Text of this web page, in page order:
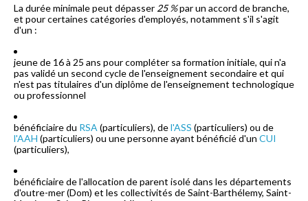
La durée minimale peut dépasser 25 %par un accord de branche,
et pour certaines catégories d'employés, notamment s'il s'agit
d'un :
jeune de 16 à 25 ans pour compléter sa formation initiale, qui n'a
pas validé un second cycle de l'enseignement secondaire et qui
n'est pas titulaires d'un diplôme de l'enseignement technologique
ou professionnel
bénéficiaire du RSA (particuliers), del'ASS (particuliers) ou de
l'AAH (particuliers) ou une personne ayant bénéficié d'un CUI
(particuliers),
bénéficiaire de l'allocation de parent isolé dans les départements
d'outre-mer (Dom) et les collectivités de Saint-Barthélemy, Saint-